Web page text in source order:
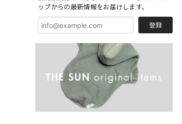
ップからの最新情報をお届けします。
登録